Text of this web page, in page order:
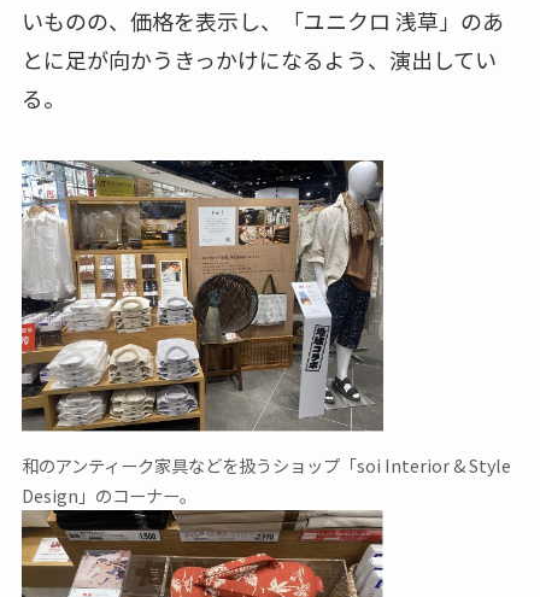
いものの、価格を表示し、「ユニクロ 浅草」のあ
とに足が向かうきっかけになるよう、演出してい
る。
和のアンティーク家具などを扱うショップ「soi Interior & Style
Design」のコーナー。